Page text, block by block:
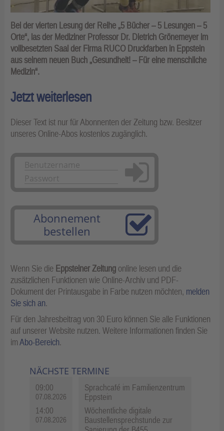
Bei der vierten Lesung der Reihe „5 Bücher – 5 Lesungen – 5
Orte“, las der Mediziner Professor Dr. Dietrich Grönemeyer im
vollbesetzten Saal der Firma RUCO Druckfarben in Eppstein
aus seinem neuen Buch „Gesundheit! – Für eine menschliche
Medizin“.
Jetzt weiterlesen
Dieser Text ist nur für Abonnenten der Zeitung bzw. Besitzer
unseres Online-Abos kostenlos zugänglich.
Anmelden
Abonnement
bestellen
Wenn Sie die Eppsteiner Zeitung online lesen und die
zusätzlichen Funktionen wie Online-Archiv und PDF-
Dokument der Printausgabe in Farbe nutzen möchten, melden
Sie sich an.
Für den Jahresbeitrag von 30 Euro können Sie alle Funktionen
auf unserer Website nutzen. Weitere Informationen finden Sie
imAbo-Bereich.
NÄCHSTE TERMINE
09:00
07.08.2026
Sprachcafé im Familienzentrum
Eppstein
14:00
07.08.2026
Wöchentliche digitale
Baustellensprechstunde zur